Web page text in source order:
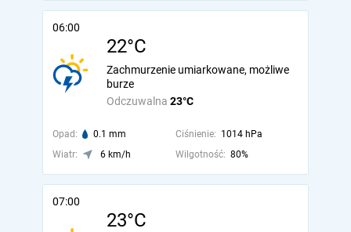
06:00
22°C
Odczuwalna 23°C
Zachmurzenie umiarkowane, możliwe
burze
Opad: 0.1 mm Ciśnienie: 1014 hPa
Wiatr:
6 km/h Wilgotność: 80%
07:00
23°C